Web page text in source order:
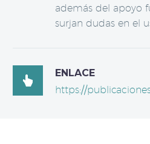
además del apoyo
surjan dudas en el

ENLACE
https://